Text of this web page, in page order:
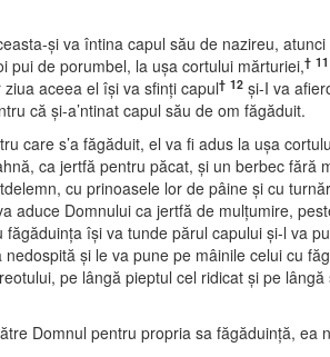
şi va întina capul său de nazireu,
pui de porumbel, la uşa cortului mărturiei,† 11
aceea el îşi va sfinţi capul† 12 şi-I va
că şi-a’ntinat capul său de om făgăduit.
care s’a făgăduit, el va fi adus la uşa
ca jertfă pentru păcat, şi un berbec fără
cu prinoasele lor de pâine şi cu
aduce Domnului ca jertfă de mulţumire,
îşi va tunde părul capului şi-l va
şi le va pune pe mâinile celui cu
pe lângă pieptul cel ridicat şi pe
Domnul pentru propria sa făgăduinţă,